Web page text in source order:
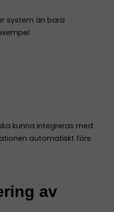
system än bara
kunna integreras med
automatiskt förs
av